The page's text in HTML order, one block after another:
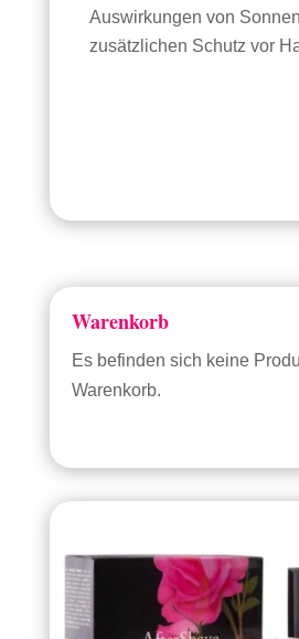
Auswirkungen von
zusätzlichen Schutz vor
Warenkorb
Es befinden sich keine
Warenkorb.